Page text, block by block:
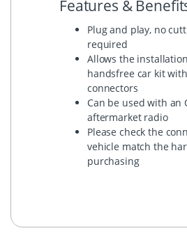
Features &
Plug and play, no
required
Allows the
handsfree car kit
connectors
Can be used with an
aftermarket radio
Please check the
vehicle match the
purchasing